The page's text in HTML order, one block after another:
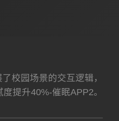
校园场景的交互逻辑，
提升40%-催眠APP2。